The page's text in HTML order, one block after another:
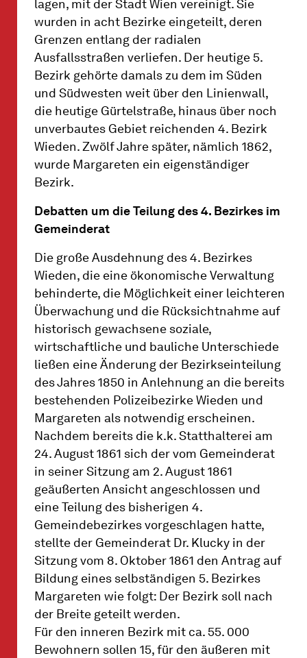
lagen, mit der Stadt Wien vereinigt. Sie
wurden in acht Bezirke eingeteilt, deren
Grenzen entlang der radialen
Ausfallsstraßen verliefen. Der heutige 5.
Bezirk gehörte damals zu dem im Süden
und Südwesten weit über den Linienwall,
die heutige Gürtelstraße, hinaus über noch
unverbautes Gebiet reichenden 4. Bezirk
Wieden. Zwölf Jahre später, nämlich 1862,
wurde Margareten ein eigenständiger
Bezirk.
Debatten um die Teilung des 4. Bezirkes im
Gemeinderat
Die große Ausdehnung des 4. Bezirkes
Wieden, die eine ökonomische Verwaltung
behinderte, die Möglichkeit einer leichteren
Überwachung und die Rücksichtnahme auf
historisch gewachsene soziale,
wirtschaftliche und bauliche Unterschiede
ließen eine Änderung der Bezirkseinteilung
des Jahres 1850 in Anlehnung an die bereits
bestehenden Polizeibezirke Wieden und
Margareten als notwendig erscheinen.
Nachdem bereits die k.k. Statthalterei am
24. August 1861 sich der vom Gemeinderat
in seiner Sitzung am 2. August 1861
geäußerten Ansicht angeschlossen und
eine Teilung des bisherigen 4.
Gemeindebezirkes vorgeschlagen hatte,
stellte der Gemeinderat Dr. Klucky in der
Sitzung vom 8. Oktober 1861 den Antrag auf
Bildung eines selbständigen 5. Bezirkes
Margareten wie folgt: Der Bezirk soll nach
der Breite geteilt werden.
Für den inneren Bezirk mit ca. 55. 000
Bewohnern sollen 15, für den äußeren mit